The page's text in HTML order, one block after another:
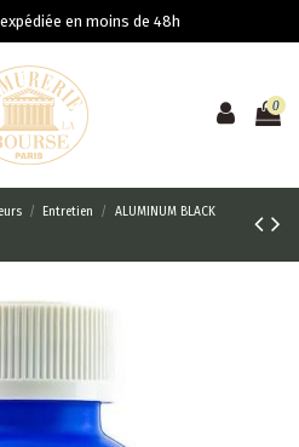
en moins de 48h
0
Entretien
ALUMINUM BLACK